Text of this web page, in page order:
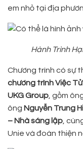
em nhỏ tại địa
Hành Trình
Chương trình có sự
chương trình Việc Tử
UKG Group , gồm
ông Nguyễn Trung
– Nhà sáng lập ,
Unie và đoàn thiện